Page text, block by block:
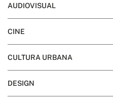
AUDIOVISUAL
CINE
CULTURA URBANA
DESIGN